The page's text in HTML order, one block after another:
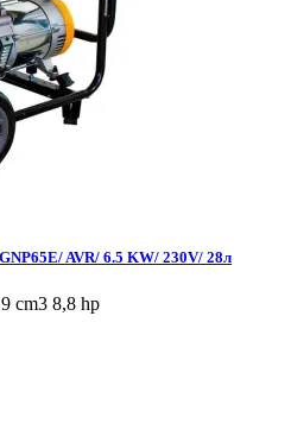
AVR/ 6.5 KW/ 230V/ 28л
cm3 8,8 hp